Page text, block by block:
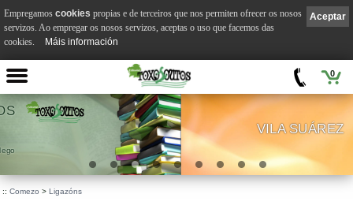
0
VILA SUÁREZ
:: Comezo > Ligazóns
Aceptar
Empregamos cookies propias e de terceiros que nos permiten ofrecer os nosos
servizos. Ao empregar os nosos servizos, aceptas o uso que facemos das
cookies.
Máis información